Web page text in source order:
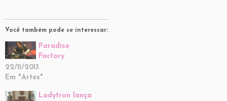
Você também pode se interessar:
Paradise
Factory
22/11/2013
Em "Artes"
Ladytron lança